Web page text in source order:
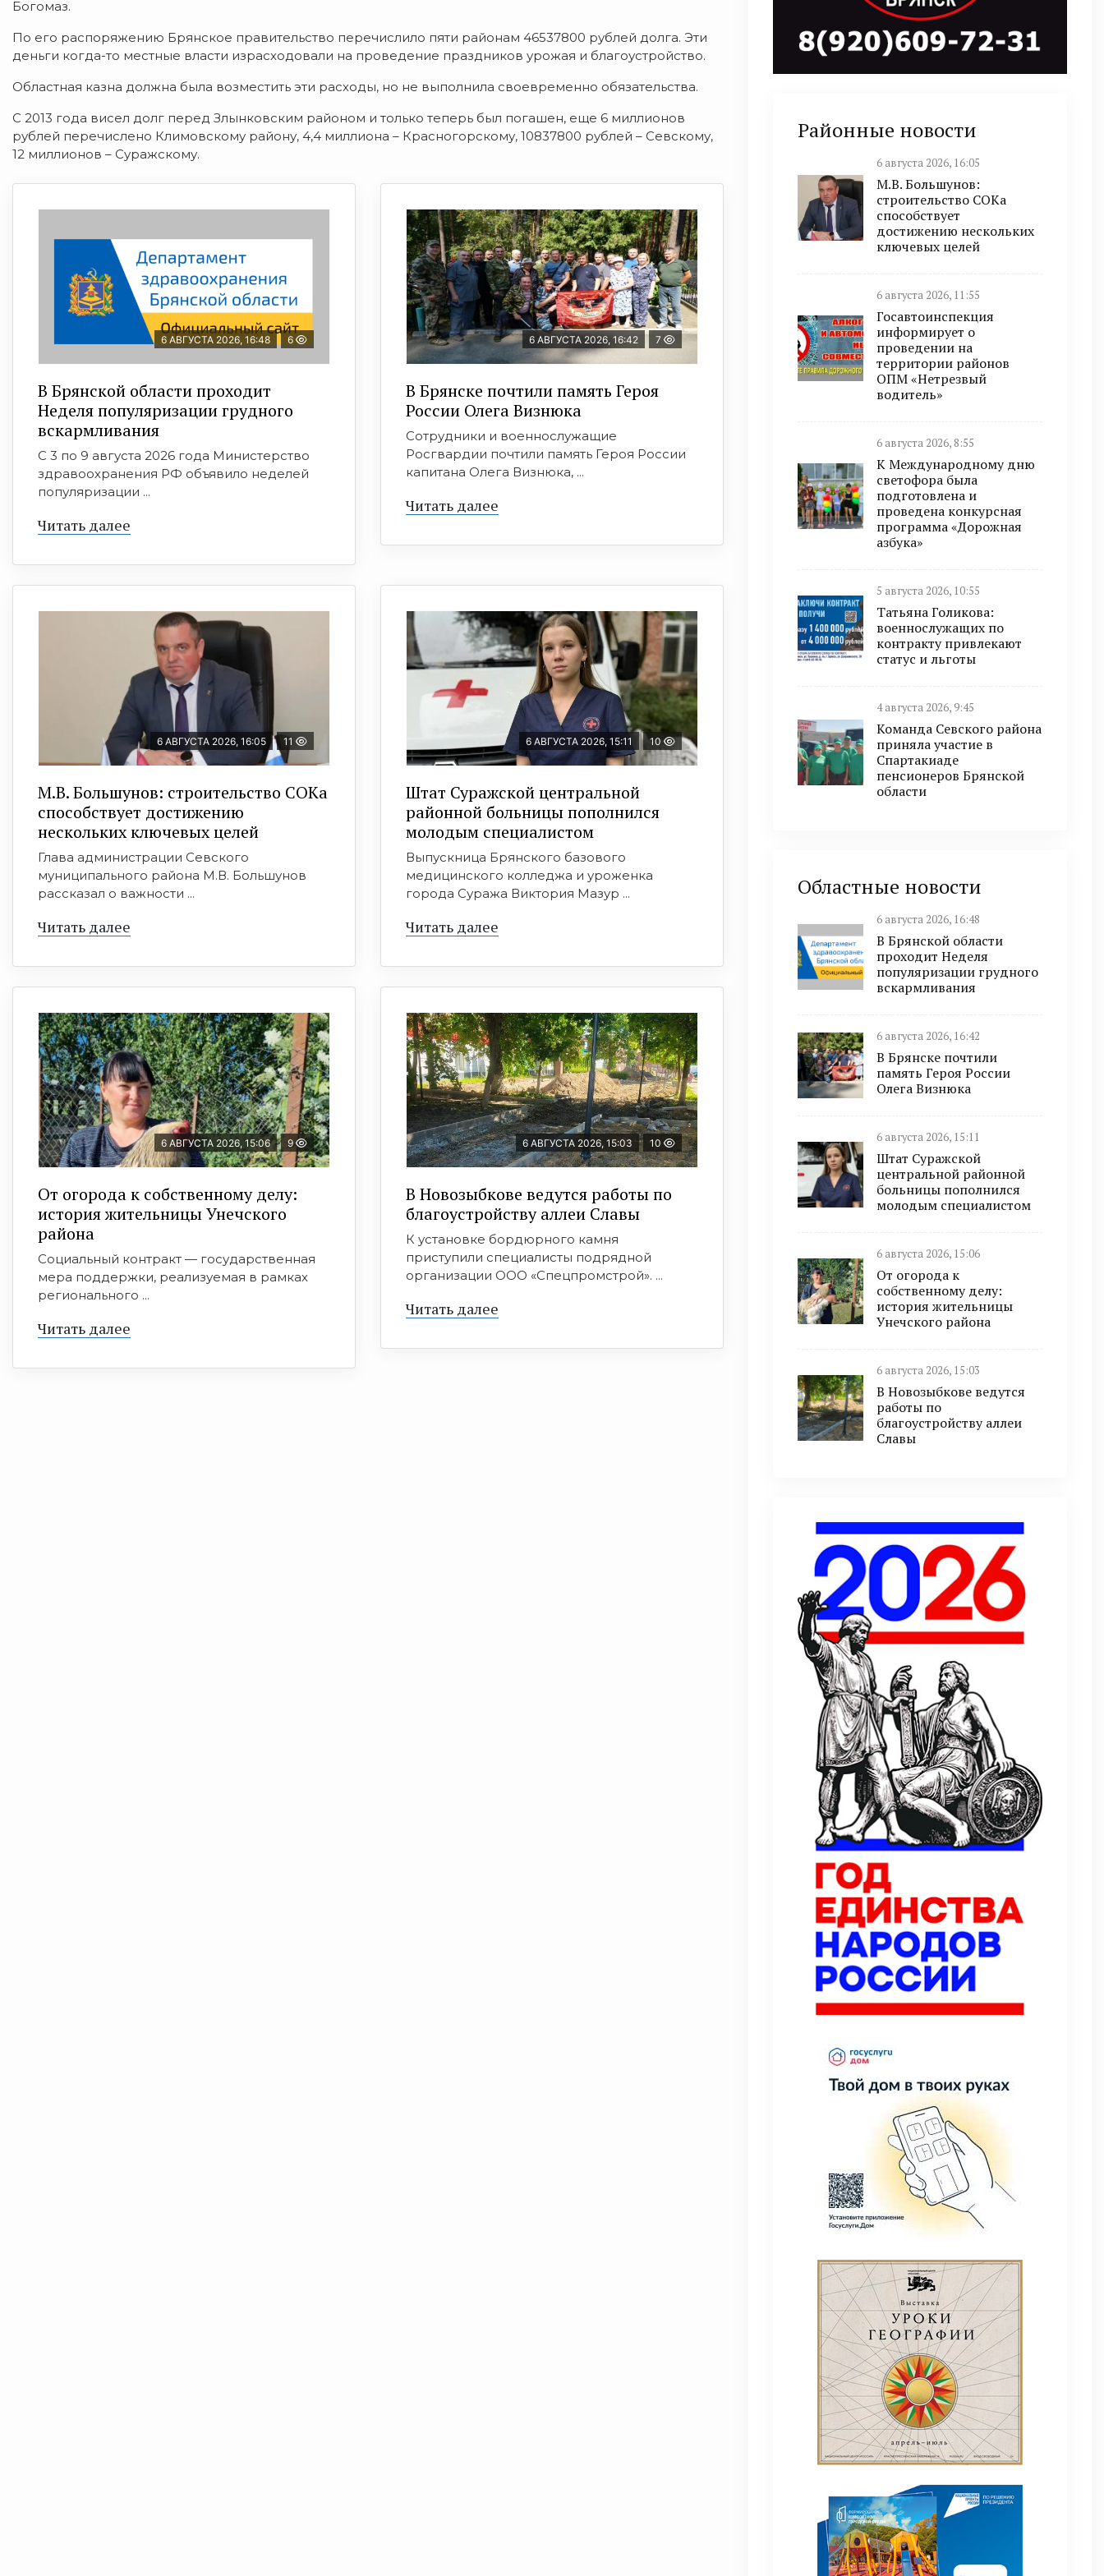
Богомаз.
По его распоряжению Брянское правительство перечислило пяти районам 46537800 рублей долга. Эти
деньги когда-то местные власти израсходовали на проведение праздников урожая и благоустройство.
Областная казна должна была возместить эти расходы, но не выполнила своевременно обязательства.
С 2013 года висел долг перед Злынковским районом и только теперь был погашен, еще 6 миллионов
рублей перечислено Климовскому району, 4,4 миллиона – Красногорскому, 10837800 рублей – Севскому,
12 миллионов – Суражскому.
6 АВГУСТА 2026, 16:48 6
В Брянской области проходит
Неделя популяризации грудного
вскармливания
С 3 по 9 августа 2026 года Министерство
здравоохранения РФ объявило неделей
популяризации ...
Читать далее
6 АВГУСТА 2026, 16:42 7
В Брянске почтили память Героя
России Олега Визнюка
Сотрудники и военнослужащие
Росгвардии почтили память Героя России
капитана Олега Визнюка, ...
Читать далее
6 АВГУСТА 2026, 16:05 11
М.В. Большунов: строительство СОКа
способствует достижению
нескольких ключевых целей
Глава администрации Севского
муниципального района М.В. Большунов
рассказал о важности ...
Читать далее
6 АВГУСТА 2026, 15:11 10
Штат Суражской центральной
районной больницы пополнился
молодым специалистом
Выпускница Брянского базового
медицинского колледжа и уроженка
города Суража Виктория Мазур ...
Читать далее
6 АВГУСТА 2026, 15:06 9
От огорода к собственному делу:
история жительницы Унечского
района
Социальный контракт — государственная
мера поддержки, реализуемая в рамках
регионального ...
Читать далее
6 АВГУСТА 2026, 15:03 10
В Новозыбкове ведутся работы по
благоустройству аллеи Славы
К установке бордюрного камня
приступили специалисты подрядной
организации ООО «Спецпромстрой». ...
Читать далее
Районные новости
6 августа 2026, 16:05
М.В. Большунов:
строительство СОКа
способствует
достижению нескольких
ключевых целей
6 августа 2026, 11:55
Госавтоинспекция
информирует о
проведении на
территории районов
ОПМ «Нетрезвый
водитель»
6 августа 2026, 8:55
К Международному дню
светофора была
подготовлена и
проведена конкурсная
программа «Дорожная
азбука»
5 августа 2026, 10:55
Татьяна Голикова:
военнослужащих по
контракту привлекают
статус и льготы
4 августа 2026, 9:45
Команда Севского района
приняла участие в
Спартакиаде
пенсионеров Брянской
области
Областные новости
6 августа 2026, 16:48
В Брянской области
проходит Неделя
популяризации грудного
вскармливания
6 августа 2026, 16:42
В Брянске почтили
память Героя России
Олега Визнюка
6 августа 2026, 15:11
Штат Суражской
центральной районной
больницы пополнился
молодым специалистом
6 августа 2026, 15:06
От огорода к
собственному делу:
история жительницы
Унечского района
6 августа 2026, 15:03
В Новозыбкове ведутся
работы по
благоустройству аллеи
Славы